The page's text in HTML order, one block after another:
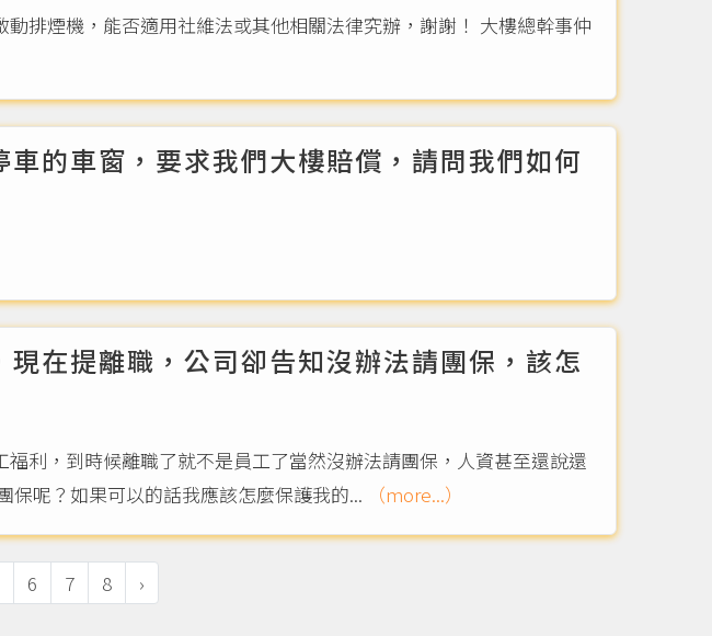
排煙機，能否適用社維法或其他相關法律究辦，謝謝！ 大樓總幹事仲
的車窗，要求我們大樓賠償，請問我們如何
在提離職，公司卻告知沒辦法請團保，該怎
利，到時候離職了就不是員工了當然沒辦法請團保，人資甚至還說還
呢？如果可以的話我應該怎麼保護我的...
（more...）
6 7 8 ›